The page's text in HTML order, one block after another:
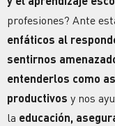
profesiones? Ante
enfáticos al
sentirnos
entenderlos como
productivos y nos
la educación,